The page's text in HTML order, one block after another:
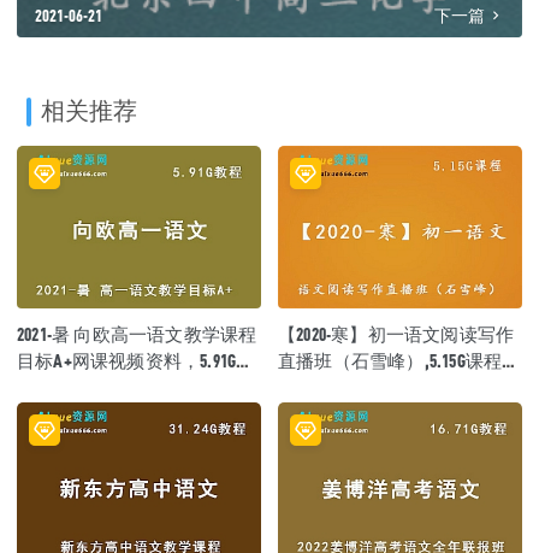
│ └─ 作文7种武器-马步野~1.mp4
├─ 春季语文–马步野
│ ├─ 马步野-01选择题-阅读选择题瓶颈暴力突破.mp4
│ ├─ 马步野-02.mp4
│ ├─ 马步野-04主观题答案构造及新高考新题型.mp4
│ ├─ 马步野-05诗歌鉴赏-古诗词零失分通关训练~1.mp4
│ ├─ 马步野-07复习巩固-期中复习与阶段性总结.mp4
│ ├─ 马步野-08写作-高考作文万能素材准备及大招技巧_x264~1.mp4
│ ├─ 马步野-09前43分钟后半部分-现代文-散文阅读零失分通关训练
~1.mp4
│ └─ 马步野-10文言文新题型及大招方法~1.mp4
├─ 马步野-150句有思想含量的话
│ ├─ 马步野2-150句有思想含量的话~1.mp4
│ ├─ 马步野3-1-150句有思想含量的话~1.mp4
│ └─ 马步野3-2-150句有思想含量的话~1.mp4
│ ├─ 马步野-14天~1.mp4
│ ├─ 马步野-19天通假字识记~1.mp4
2021-06-21 下一篇
相关推荐
2021-暑 向欧高一语文教学课程
目标A+网课视频资料，5.91G百
【2020-寒】初一语文阅读写作
直播班（石雪峰）,5.15G课程百
学视频